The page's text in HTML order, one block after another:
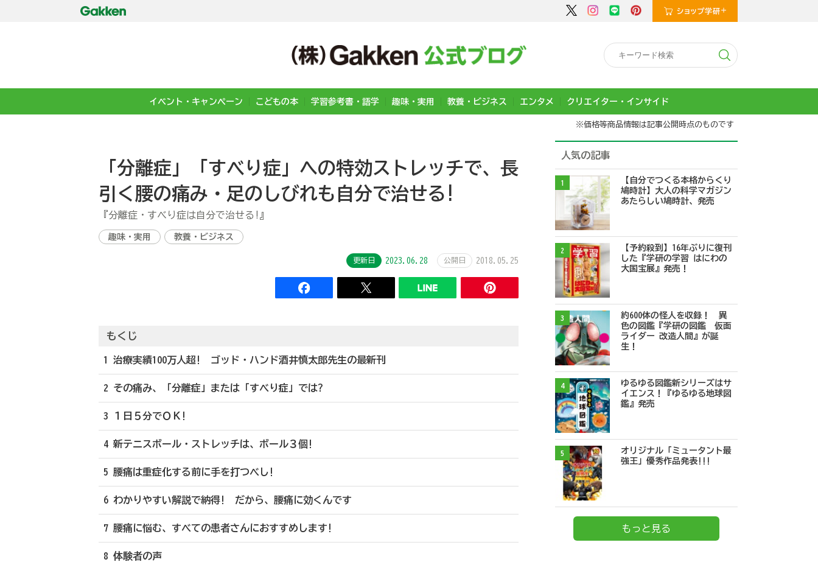
イベント・キャンペーン こどもの本 学習参考書・語学 趣味・実用 教養・ビジネス エンタメ クリエイター・インサイド
※価格等商品情報は記事公開時点のものです
「分離症」「すべり症」への特効ストレッチで、長
引く腰の痛み・足のしびれも自分で治せる!
『分離症・すべり症は自分で治せる!』
趣味・実用 教養・ビジネス
更新日 2023.06.28 公開日 2018.05.25
もくじ
1 治療実績100万人超! ゴッド・ハンド酒井慎太郎先生の最新刊
2 その痛み、「分離症」または「すべり症」では?
3 １日５分でＯＫ!
4 新テニスボール・ストレッチは、ボール３個!
5 腰痛は重症化する前に手を打つべし!
6 わかりやすい解説で納得! だから、腰痛に効くんです
7 腰痛に悩む、すべての患者さんにおすすめします!
8 体験者の声
人気の記事
1
【自分でつくる本格からくり
鳩時計】大人の科学マガジン
あたらしい鳩時計、発売
2
【予約殺到】16年ぶりに復刊
した『学研の学習 はにわの
大国宝展』発売！
3
約600体の怪人を収録！ 異
色の図鑑『学研の図鑑 仮面
ライダー 改造人間』が誕
生！
4
ゆるゆる図鑑新シリーズはサ
イエンス！『ゆるゆる地球図
鑑』発売
5
オリジナル「ミュータント最
強王」優秀作品発表!!!
もっと見る